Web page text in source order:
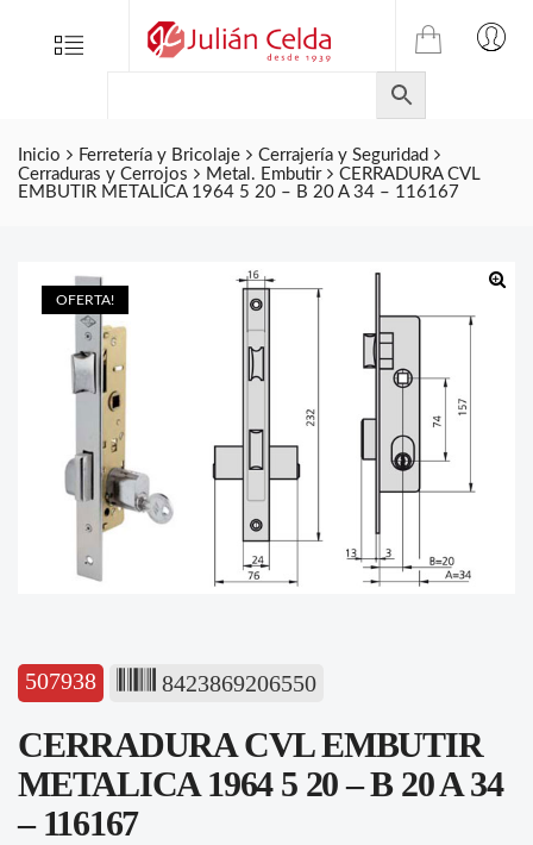
Menu
TIENDA
ONLINE
DE
JULIAN
CELDA
S.L.
Inicio Ferretería y Bricolaje
Cerrajería y Seguridad
Cerraduras y Cerrojos
Metal. Embutir
CERRADURA CVL
EMBUTIR METALICA 1964 5 20 – B 20 A 34 – 116167
OFERTA!
507938 8423869206550
CERRADURA CVL EMBUTIR
METALICA 1964 5 20 – B 20 A 34
– 116167
Folletos
Contacto